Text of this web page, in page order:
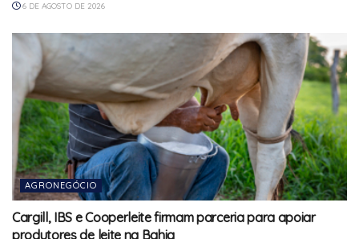
6 DE AGOSTO DE 2026
AGRONEGÓCIO
Cargill, IBS e Cooperleite firmam parceria para apoiar
produtores de leite na Bahia